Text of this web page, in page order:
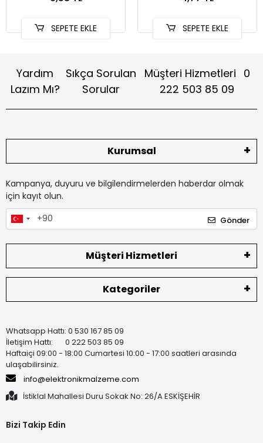
SEPETE EKLE SEPETE EKLE
Yardım
Lazım Mı?
Sıkça Sorulan
Sorular
Müşteri Hizmetleri 0
222 503 85 09
Kurumsal
Kampanya, duyuru ve bilgilendirmelerden haberdar olmak
için kayıt olun.
Gönder
Müşteri Hizmetleri
Kategoriler
Whatsapp Hattı: 0 530 167 85 09
İletişim Hattı: 0 222 503 85 09
Haftaiçi 09:00 - 18:00 Cumartesi 10:00 - 17:00 saatleri arasında
ulaşabilirsiniz.
info@elektronikmalzeme.com
İstiklal Mahallesi Duru Sokak No: 26/A ESKİŞEHİR
Bizi Takip Edin